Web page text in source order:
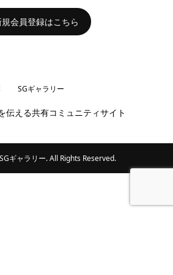
規会員登録はこちら
伝える共有コミュニティサイト
ギャラリー. All Rights Reserved.